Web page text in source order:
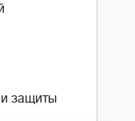
защиты